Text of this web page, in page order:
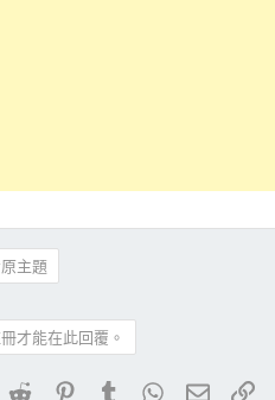
主題
才能在此回覆。
LinkedIn
Reddit PinterestTumblrWhatsApp
電子